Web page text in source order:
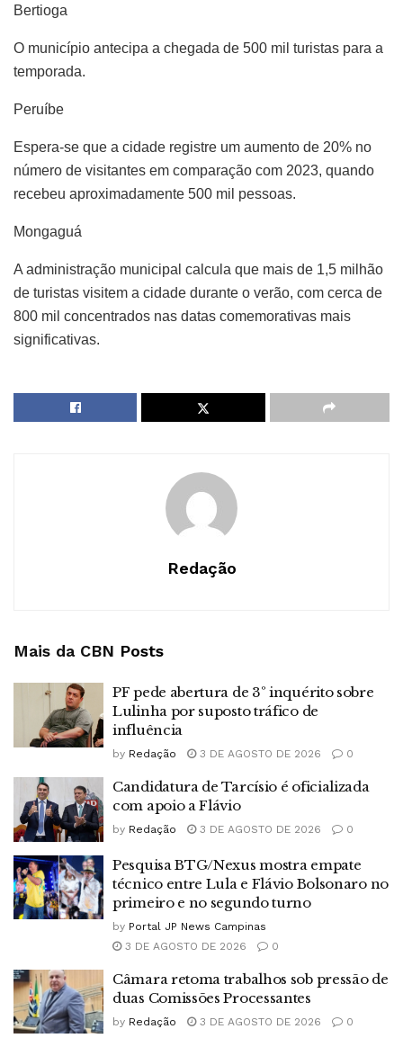
Bertioga
O município antecipa a chegada de 500 mil turistas para a
temporada.
Peruíbe
Espera-se que a cidade registre um aumento de 20% no
número de visitantes em comparação com 2023, quando
recebeu aproximadamente 500 mil pessoas.
Mongaguá
A administração municipal calcula que mais de 1,5 milhão
de turistas visitem a cidade durante o verão, com cerca de
800 mil concentrados nas datas comemorativas mais
significativas.
Redação
Mais da CBN Posts
PF pede abertura de 3º inquérito sobre
Lulinha por suposto tráfico de
influência
by Redação 3 DE AGOSTO DE 2026 0
Candidatura de Tarcísio é oficializada
com apoio a Flávio
by Redação 3 DE AGOSTO DE 2026 0
Pesquisa BTG/Nexus mostra empate
técnico entre Lula e Flávio Bolsonaro no
primeiro e no segundo turno
by Portal JP News Campinas
3 DE AGOSTO DE 2026
0
Câmara retoma trabalhos sob pressão de
duas Comissões Processantes
by Redação 3 DE AGOSTO DE 2026 0